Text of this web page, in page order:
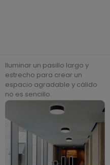
Iluminar un pasillo largo y
estrecho para crear un
espacio agradable y cálido
no es sencillo.